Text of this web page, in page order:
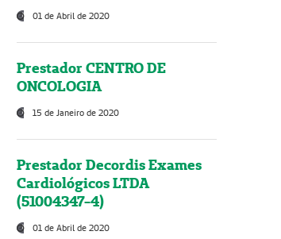
01 de Abril de 2020
Prestador CENTRO DE
ONCOLOGIA
15 de Janeiro de 2020
Prestador Decordis Exames
Cardiológicos LTDA
(51004347-4)
01 de Abril de 2020